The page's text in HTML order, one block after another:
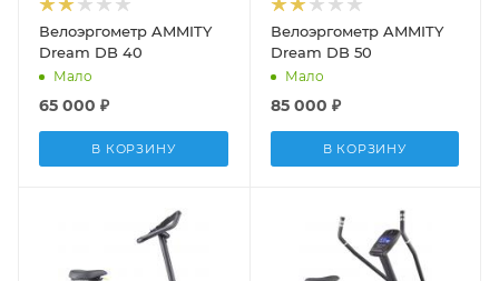
Велоэргометр AMMITY
Dream DB 40
Мало
65 000 ₽
В КОРЗИНУ
Велоэргометр AMMITY
Dream DB 50
Мало
85 000 ₽
В КОРЗИНУ